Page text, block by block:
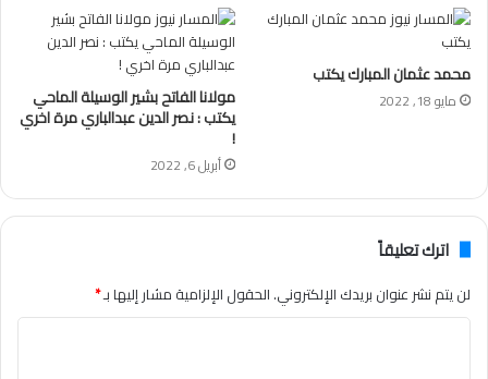
محمد عثمان المبارك يكتب
مايو 18, 2022 مولانا الفاتح بشير الوسيلة الماحي
يكتب : نصر الدين عبدالباري مرة اخري
!
أبريل 6, 2022
اترك تعليقاً
لن يتم نشر عنوان بريدك الإلكتروني.الحقول الإلزامية مشار إليها بـ*